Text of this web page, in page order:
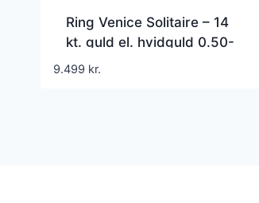
Ring Venice Solitaire – 14
kt. guld el. hvidguld 0.50-
3.00 ct TW G-H VS lab-
9.499 kr.